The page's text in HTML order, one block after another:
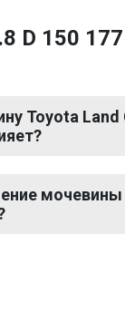
D 150 177
Toyota Land
мочевины